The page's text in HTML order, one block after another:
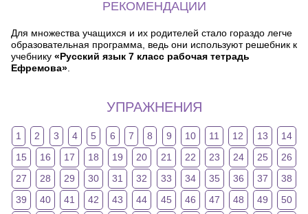
РЕКОМЕНДАЦИИ
Для множества учащихся и их родителей стало гораздо легче
образовательная программа, ведь они используют решебник к
учебнику «Русский язык 7 класс рабочая тетрадь
Ефремова»
УПРАЖНЕНИЯ
1 2 3 4 5 6 7 8 9 10 11 12 13
14
15
16 17 18 19 20 21 22 23 24 25
26
27
28 29 30 31 32 33 34 35 36 37
38
39
40 41 42 43 44 45 46 47 48 49
50